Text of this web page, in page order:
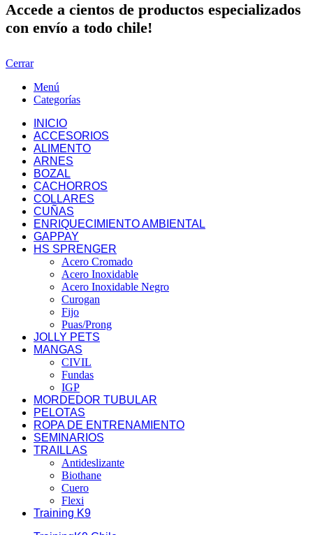
Accede a cientos de productos especializados
con envío a todo chile!
Cerrar
Menú
Categorías
INICIO
ACCESORIOS
ALIMENTO
ARNES
BOZAL
CACHORROS
COLLARES
CUÑAS
ENRIQUECIMIENTO AMBIENTAL
GAPPAY
HS SPRENGER
Acero Cromado
Acero Inoxidable
Acero Inoxidable Negro
Curogan
Fijo
Puas/Prong
JOLLY PETS
MANGAS
CIVIL
Fundas
IGP
MORDEDOR TUBULAR
PELOTAS
ROPA DE ENTRENAMIENTO
SEMINARIOS
TRAILLAS
Antideslizante
Biothane
Cuero
Flexi
Training K9